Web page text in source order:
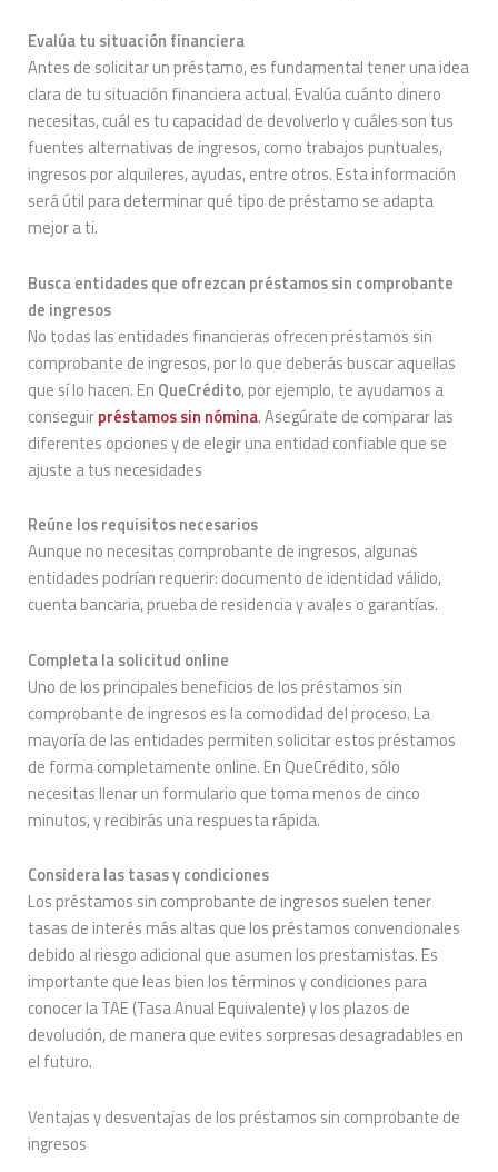
Evalúa tu situación financiera
Antes de solicitar un préstamo, es fundamental tener una idea
clara de tu situación financiera actual. Evalúa cuánto dinero
necesitas, cuál es tu capacidad de devolverlo y cuáles son tus
fuentes alternativas de ingresos, como trabajos puntuales,
ingresos por alquileres, ayudas, entre otros. Esta información
será útil para determinar qué tipo de préstamo se adapta
mejor a ti.
Busca entidades que ofrezcan préstamos sin comprobante
de ingresos
No todas las entidades financieras ofrecen préstamos sin
comprobante de ingresos, por lo que deberás buscar aquellas
que sí lo hacen. En QueCrédito, por ejemplo, te ayudamos a
conseguirpréstamos sin nómina. Asegúrate de comparar las
diferentes opciones y de elegir una entidad confiable que se
ajuste a tus necesidades
Reúne los requisitos necesarios
Aunque no necesitas comprobante de ingresos, algunas
entidades podrían requerir: documento de identidad válido,
cuenta bancaria, prueba de residencia y avales o garantías.
Completa la solicitud online
Uno de los principales beneficios de los préstamos sin
comprobante de ingresos es la comodidad del proceso. La
mayoría de las entidades permiten solicitar estos préstamos
de forma completamente online. En QueCrédito, sólo
necesitas llenar un formulario que toma menos de cinco
minutos, y recibirás una respuesta rápida.
Considera las tasas y condiciones
Los préstamos sin comprobante de ingresos suelen tener
tasas de interés más altas que los préstamos convencionales
debido al riesgo adicional que asumen los prestamistas. Es
importante que leas bien los términos y condiciones para
conocer la TAE (Tasa Anual Equivalente) y los plazos de
devolución, de manera que evites sorpresas desagradables en
el futuro.
Ventajas y desventajas de los préstamos sin comprobante de
ingresos